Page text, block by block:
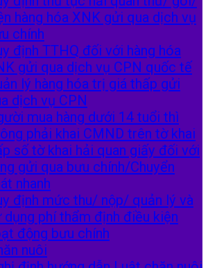
hàng hóa XNK gửi qua dịch vụ
chính
định TTHQ đối với hàng hóa
gửi qua dịch vụ CPN quốc tế
lý hàng hóa trị giá thấp gửi
dịch vụ CPN
mua hàng dưới 14 tuổi thì
phải khai CMND trên tờ khai
số tờ khai hải quan giấy đối với
gửi qua bưu chính/Chuyển
nhanh
định mức thu/ nộp/ quản lý và
dụng phí thẩm định điều kiện
động bưu chính
nuôi